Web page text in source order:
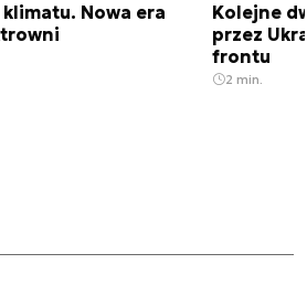
Nowa era
Kolejne
przez
frontu
2 min.